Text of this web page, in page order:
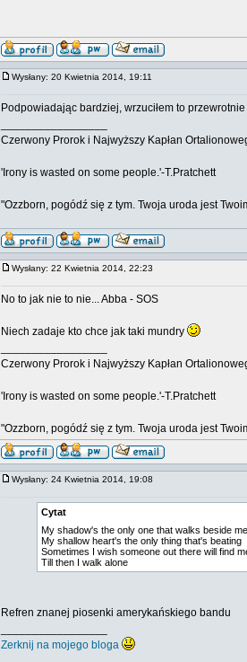
Wysłany: 20 Kwietnia 2014, 19:11
Podpowiadając bardziej, wrzuciłem to
Czerwony Prorok i Najwyższy Kapłan
'Irony is wasted on some people.'-T.Pratchett
"Ozzborn, pogódź się z tym. Twoja uroda jest
Wysłany: 22 Kwietnia 2014, 22:23
No to jak nie to nie... Abba - SOS
Niech zadaje kto chce jak taki mundry
Czerwony Prorok i Najwyższy Kapłan
'Irony is wasted on some people.'-T.Pratchett
"Ozzborn, pogódź się z tym. Twoja uroda jest
Wysłany: 24 Kwietnia 2014, 19:08
Cytat
My shadow's the only one that walks beside me
My shallow heart's the only thing that's beating
Sometimes I wish someone out there will find
Till then I walk alone
Refren znanej piosenki amerykańskiego bandu
Zerknij na mojego bloga